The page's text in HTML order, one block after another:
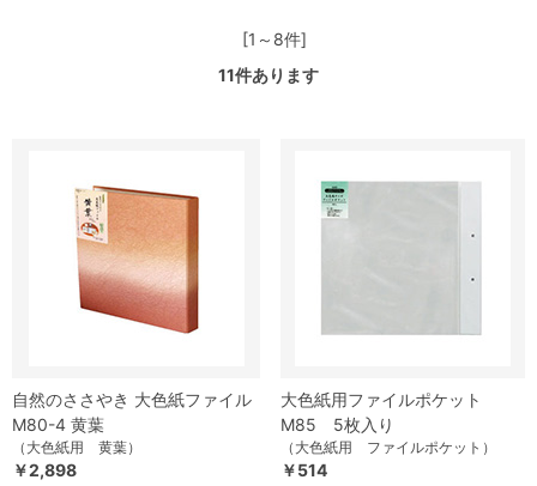
[1～8件]
11件あります
自然のささやき 大色紙ファイル
M80-4 黄葉
（大色紙用 黄葉）
￥2,898
大色紙用ファイルポケット
M85 5枚入り
（大色紙用 ファイルポケット）
￥514